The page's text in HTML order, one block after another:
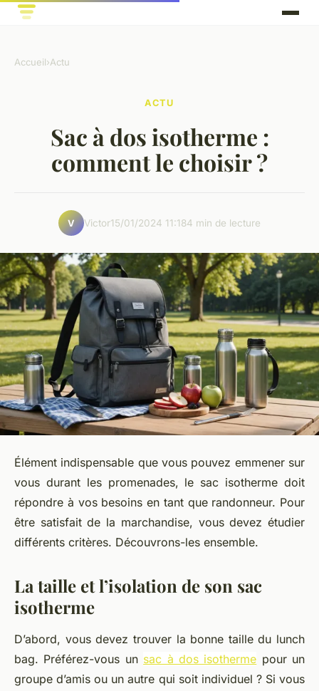
Accueil›Actu
ACTU
Sac à dos isotherme :
comment le choisir ?
V Victor15/01/2024 11:184 min de lecture
Élément indispensable que vous pouvez emmener sur
vous durant les promenades, le sac isotherme doit
répondre à vos besoins en tant que randonneur. Pour
être satisfait de la marchandise, vous devez étudier
différents critères. Découvrons-les ensemble.
La taille et l’isolation de son sac
isotherme
D’abord, vous devez trouver la bonne taille du lunch
bag. Préférez-vous un sac à dos isotherme pour un
groupe d’amis ou un autre qui soit individuel ? Si vous